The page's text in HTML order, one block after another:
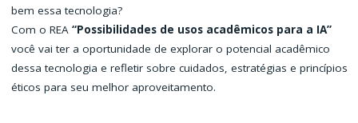
bem essa tecnologia?
Com o REA “Possibilidades de usos acadêmicos para a IA”
você vai ter a oportunidade de explorar o potencial acadêmico
dessa tecnologia e refletir sobre cuidados, estratégias e princípios
éticos para seu melhor aproveitamento.